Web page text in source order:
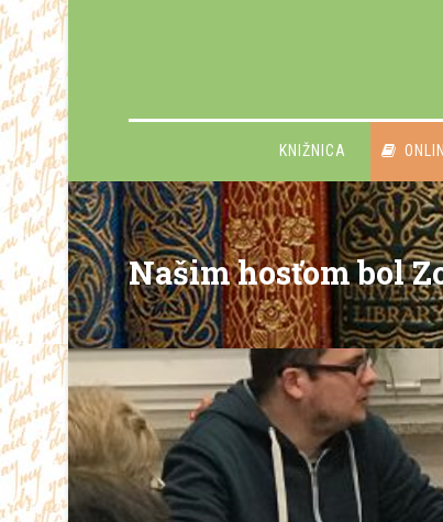
KNIŽNICA
Našim hosťom bol